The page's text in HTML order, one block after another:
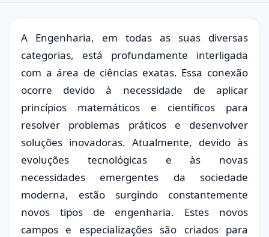
A Engenharia, em todas as suas diversas
categorias, está profundamente interligada
com a área de ciências exatas. Essa conexão
ocorre devido à necessidade de aplicar
princípios matemáticos e científicos para
resolver problemas práticos e desenvolver
soluções inovadoras. Atualmente, devido às
evoluções tecnológicas e às novas
necessidades emergentes da sociedade
moderna, estão surgindo constantemente
novos tipos de engenharia. Estes novos
campos e especializações são criados para